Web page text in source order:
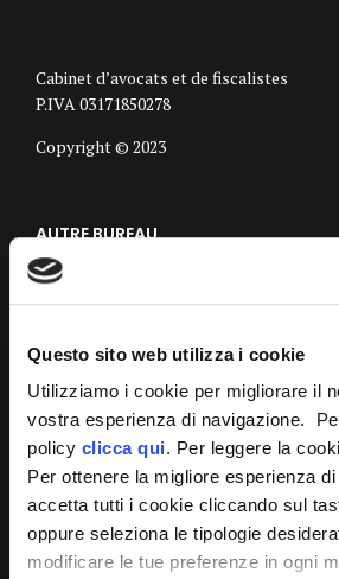
Questo sito web utilizza i cookie
Utilizziamo i cookie per migliorare il
vostra esperienza di navigazione.
policy clicca qui. Per leggere la
Per ottenere la migliore esperienza
accetta tutti i cookie cliccando sul
oppure seleziona le tipologie
modificare le tue preferenze in ogni
Cabinet d’avocats et de fiscalistes
P.IVA 03171850278
Copyright © 2023
AUTRE BUREAU
Bureau De Venise
Siège de Vérone
Siège de Padoue
Siège de Milan
Siège de Pordenone
Siège d’Udine